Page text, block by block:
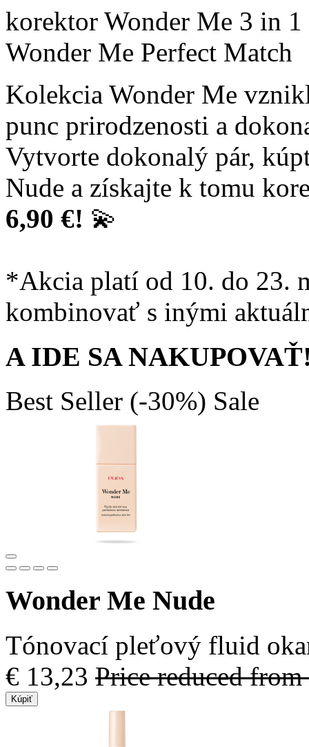
korektor Wonder Me 3 in 1
Wonder Me Perfect Match
Kolekcia Wonder Me
punc prirodzenosti a
Vytvorte dokonalý pár,
Nude a získajte k tomu
6,90 €! 💫
*Akcia platí od 10. do 23.
kombinovať s inými
A IDE SA
Best Seller (-30%) Sale
Wonder Me Nude
Tónovací pleťový fluid
€ 13,23 Price reduced from
Kúpiť